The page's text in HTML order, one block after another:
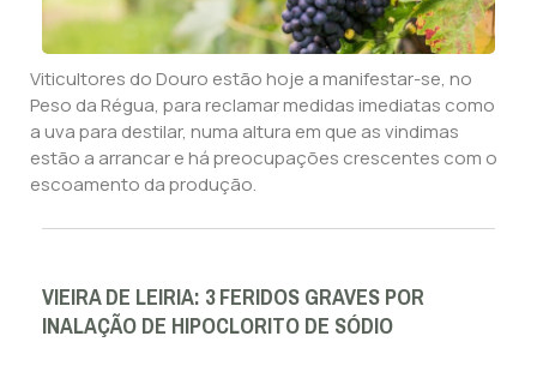
Viticultores do Douro estão hoje a manifestar-se, no
Peso da Régua, para reclamar medidas imediatas como
a uva para destilar, numa altura em que as vindimas
estão a arrancar e há preocupações crescentes com o
escoamento da produção.
VIEIRA DE LEIRIA: 3 FERIDOS GRAVES POR
INALAÇÃO DE HIPOCLORITO DE SÓDIO